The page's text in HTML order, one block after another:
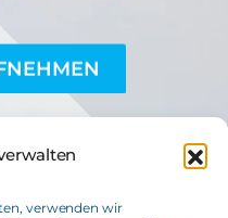
verwenden wir